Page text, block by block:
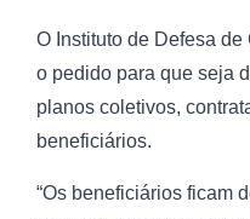
O Instituto de Defesa
o pedido para que seja
planos coletivos,
beneficiários.
“Os beneficiários ficam